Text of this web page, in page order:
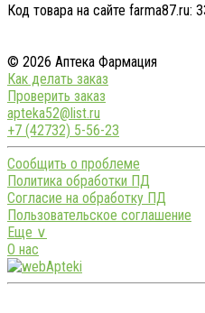
Код товара на сайте farma87.ru:
© 2026 Аптека Фармация
Как делать заказ
Проверить заказ
apteka52@list.ru
+7 (42732) 5-56-23
Сообщить о проблеме
Политика обработки ПД
Согласие на обработку ПД
Пользовательское соглашение
Еще ∨
О нас